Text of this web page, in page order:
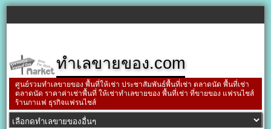
ทำเลขายของ.com
ศูนย์รวมทำเลขายของ พื้นที่ให้เช่า ประชาสัมพันธ์พื้นที่เช่า ตลาดนัด พื้นที่เช่า
ตลาดนัด ราคาค่าเช่าพื้นที่ ให้เช่าทำเลขายของ พื้นที่เช่า ที่ขายของ แฟรนไชส์
ร้านกาแฟ ธุรกิจแฟรนไชส์